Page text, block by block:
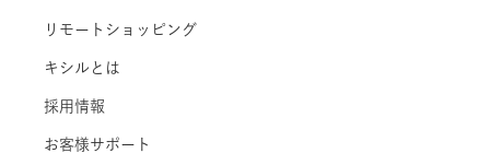
リモートショッピング
キシルとは
採用情報
お客様サポート